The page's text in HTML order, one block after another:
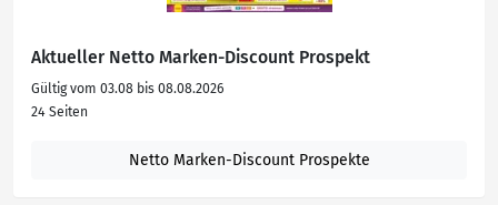
Aktueller Netto Marken-Discount Prospekt
Gültig vom 03.08 bis 08.08.2026
24 Seiten
Netto Marken-Discount Prospekte